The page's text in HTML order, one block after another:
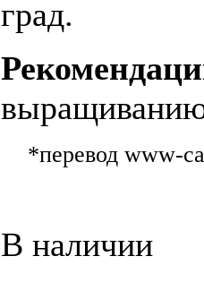
град.
*перевод www-
В наличии